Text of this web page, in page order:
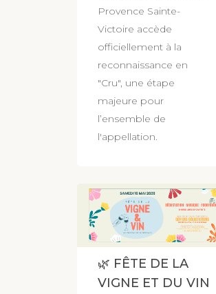
Provence Sainte-
Victoire accède
officiellement à la
reconnaissance en
"Cru", une étape
majeure pour
l’ensemble de
l'appellation.
🌿 FÊTE DE LA
VIGNE ET DU VIN